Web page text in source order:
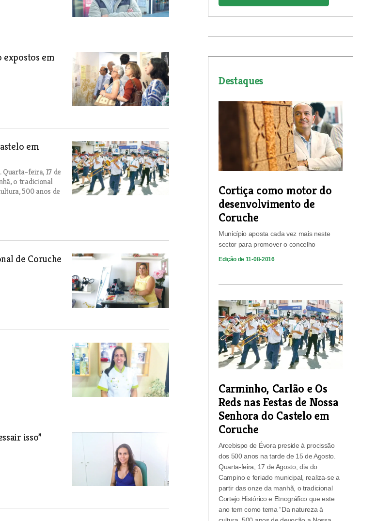
expostos em
em
feira, 17 de
o tradicional
500 anos de
de Coruche
isso”
Destaques
Cortiça como motor do
desenvolvimento de
Coruche
Município aposta cada vez mais neste
sector para promover o concelho
Edição de 11-08-2016
Carminho, Carlão e Os
Reds nas Festas de Nossa
Senhora do Castelo em
Coruche
Arcebispo de Évora preside à procissão
dos 500 anos na tarde de 15 de Agosto.
Quarta-feira, 17 de Agosto, dia do
Campino e feriado municipal, realiza-se a
partir das onze da manhã, o tradicional
Cortejo Histórico e Etnográfico que este
ano tem como tema “Da natureza à